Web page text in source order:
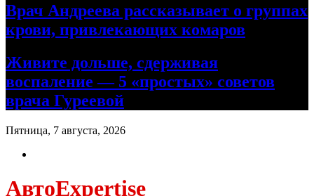
Врач Андреева рассказывает о группах
крови, привлекающих комаров
Живите дольше, сдерживая
воспаление — 5 «простых» советов
врача Гуреевой
Пятница, 7 августа, 2026
АвтоExpertise